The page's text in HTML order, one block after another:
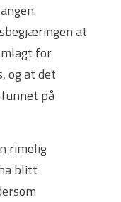
at
for
og at det
på
rimelig
blitt